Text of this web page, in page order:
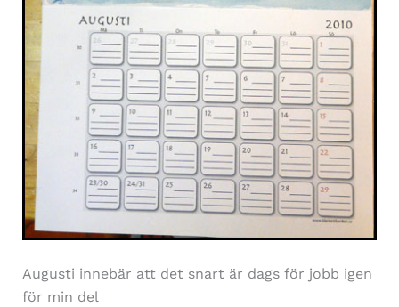
Augusti innebär att det snart är dags för jobb igen
för min del